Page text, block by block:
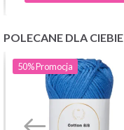
POLECANE DLA CIEBIE
50%Promocja